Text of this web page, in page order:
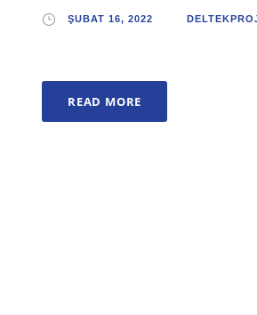
ŞUBAT 16, 2022
READ MORE